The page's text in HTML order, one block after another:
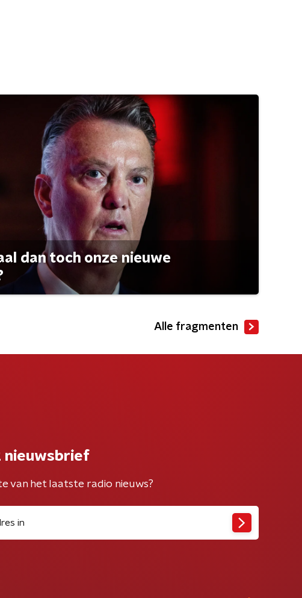
dan toch onze nieuwe
Alle fragmenten
nieuwsbrief
van het laatste radio nieuws?